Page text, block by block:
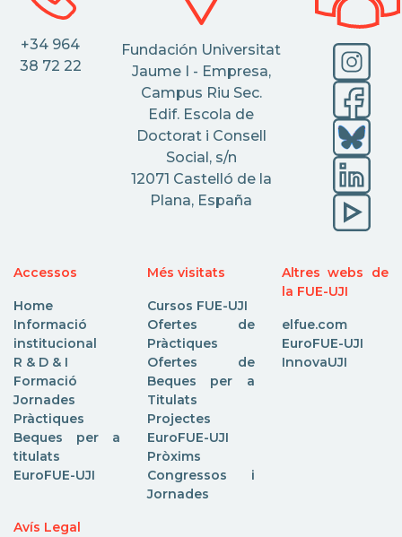
+34 964
38 72 22
Fundación Universitat
Jaume I - Empresa,
Campus Riu Sec.
Edif. Escola de
Doctorat i Consell
Social, s/n
12071 Castelló de la
Plana, España
Accessos
Home
Informació
institucional
R & D & I
Formació
Jornades
Pràctiques
Beques per a
titulats
EuroFUE-UJI
Més visitats
Cursos FUE-UJI
Ofertes de
Pràctiques
Ofertes de
Beques per a
Titulats
Projectes
EuroFUE-UJI
Pròxims
Congressos i
Jornades
Altres webs de
la FUE-UJI
elfue.com
EuroFUE-UJI
InnovaUJI
Avís Legal